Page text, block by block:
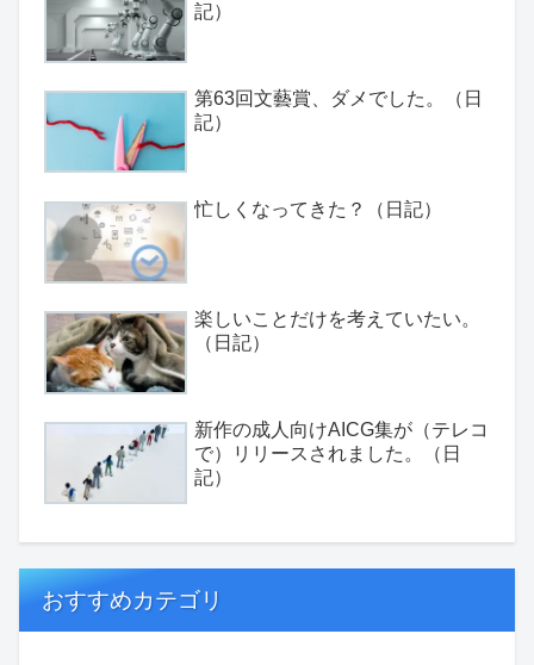
記）
第63回文藝賞、ダメでした。（日
記）
忙しくなってきた？（日記）
楽しいことだけを考えていたい。
（日記）
新作の成人向けAICG集が（テレコ
で）リリースされました。（日
記）
おすすめカテゴリ